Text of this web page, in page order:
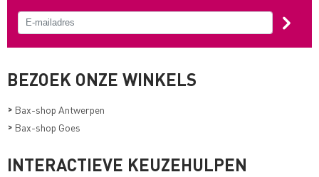
BEZOEK ONZE WINKELS
> Bax-shop Antwerpen
> Bax-shop Goes
INTERACTIEVE KEUZEHULPEN